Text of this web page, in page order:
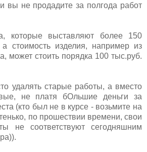
вы не продадите за полгода работ
которые выставляют более 150
стоимость изделия, например из
может стоить порядка 100 тыс.руб.
удалять старые работы, а вместо
не платя бОльшие деньги за
(кто был не в курсе - возьмите на
по прошествии времени, свои
не соответствуют сегодняшним